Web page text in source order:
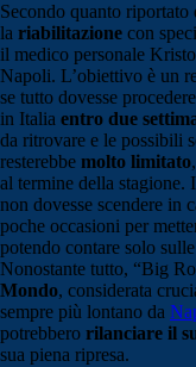
Secondo quanto riportato
la riabilitazione con
il medico personale
Napoli. L’obiettivo è un
se tutto dovesse
in Italia entro due
da ritrovare e le possibili
resterebbe molto limitato
al termine della stagione.
non dovesse scendere in
poche occasioni per
potendo contare solo
Nonostante tutto, “Big
Mondo, considerata
sempre più lontano da
potrebbero rilanciare il
sua piena ripresa.